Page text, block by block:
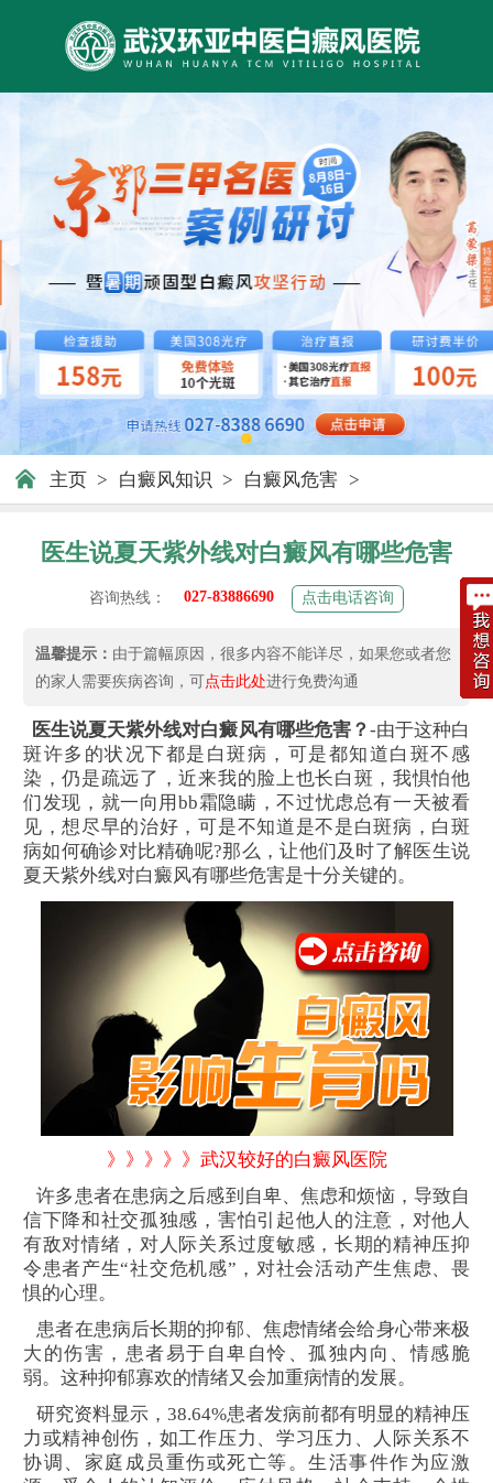
主页 > 白癜风知识 > 白癜风危害 >
医生说夏天紫外线对白癜风有哪些危害
咨询热线： 027-83886690 点击电话咨询
温馨提示： 由于篇幅原因，很多内容不能详尽，如果您或者您
的家人需要疾病咨询，可点击此处进行免费沟通
医生说夏天紫外线对白癜风有哪些危害？ -由于这种白
斑许多的状况下都是白斑病，可是都知道白斑不感
染，仍是疏远了，近来我的脸上也长白斑，我惧怕他
们发现，就一向用bb霜隐瞒，不过忧虑总有一天被看
见，想尽早的治好，可是不知道是不是白斑病，白斑
病如何确诊对比精确呢?那么，让他们及时了解医生说
夏天紫外线对白癜风有哪些危害是十分关键的。
》》》》》武汉较好的白癜风医院
许多患者在患病之后感到自卑、焦虑和烦恼，导致自
信下降和社交孤独感，害怕引起他人的注意，对他人
有敌对情绪，对人际关系过度敏感，长期的精神压抑
令患者产生“社交危机感”，对社会活动产生焦虑、畏
惧的心理。
患者在患病后长期的抑郁、焦虑情绪会给身心带来极
大的伤害，患者易于自卑自怜、孤独内向、情感脆
弱。这种抑郁寡欢的情绪又会加重病情的发展。
研究资料显示，38.64%患者发病前都有明显的精神压
力或精神创伤，如工作压力、学习压力、人际关系不
协调、家庭成员重伤或死亡等。生活事件作为应激